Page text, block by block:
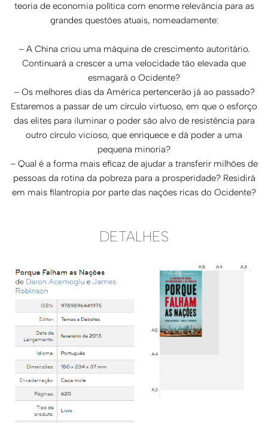
teoria de economia política com enorme relevância para as
grandes questões atuais, nomeadamente:
– A China criou uma máquina de crescimento autoritário.
Continuará a crescer a uma velocidade tão elevada que
esmagará o Ocidente?
– Os melhores dias da América pertencerão já ao passado?
Estaremos a passar de um círculo virtuoso, em que o esforço
das elites para iluminar o poder são alvo de resistência para
outro círculo vicioso, que enriquece e dá poder a uma
pequena minoria?
– Qual é a forma mais eficaz de ajudar a transferir milhões de
pessoas da rotina da pobreza para a prosperidade? Residirá
em mais filantropia por parte das nações ricas do Ocidente?
DETALHES